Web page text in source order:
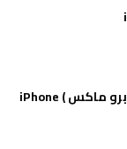
مواصفات وسعر ( ايفون 16 برو ماكس ) iPhone